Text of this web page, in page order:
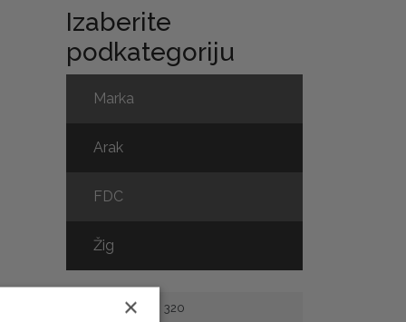
Izaberite
podkategoriju
Marka
Arak
FDC
Žig
Broj marke 320
×